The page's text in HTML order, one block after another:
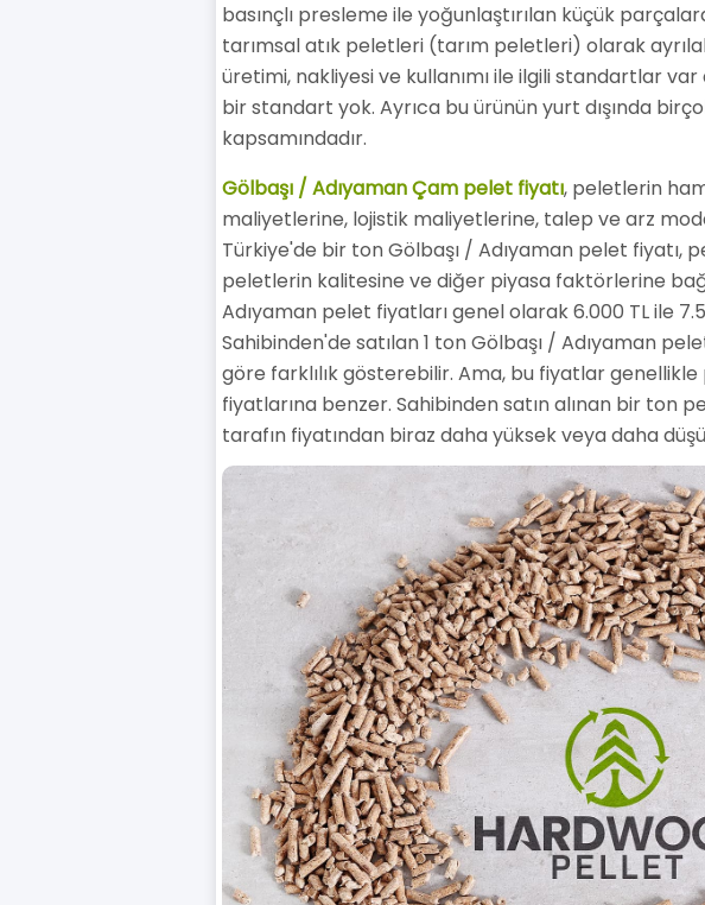
basınçlı presleme ile yoğunlaştırılan küçük
tarımsal atık peletleri (tarım peletleri) olarak
üretimi, nakliyesi ve kullanımı ile ilgili standartlar
bir standart yok. Ayrıca bu ürünün yurt dışında
kapsamındadır.
Gölbaşı / Adıyaman Çam pelet fiyatı, peletlerin
maliyetlerine, lojistik maliyetlerine, talep ve arz
Türkiye'de bir ton Gölbaşı / Adıyaman pelet fiyatı,
peletlerin kalitesine ve diğer piyasa faktörlerine
Adıyaman pelet fiyatları genel olarak 6.000 TL ile
Sahibinden'de satılan 1 ton Gölbaşı / Adıyaman
göre farklılık gösterebilir. Ama, bu fiyatlar genellikle
fiyatlarına benzer. Sahibinden satın alınan bir ton
tarafın fiyatından biraz daha yüksek veya daha